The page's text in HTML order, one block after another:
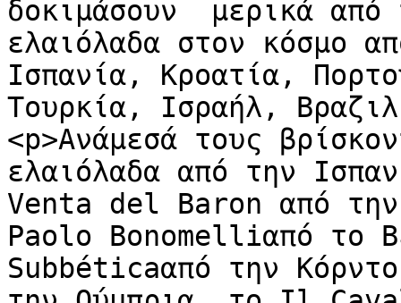
δοκιμάσουν  μερικά
ελαιόλαδα στον κόσμο
Ισπανία, Κροατία,
Τουρκία, Ισραήλ,
<p>Ανάμεσά τους
ελαιόλαδα από την
Venta del Baron από
Paolo Bonomelliαπό το
Subbéticaαπό την